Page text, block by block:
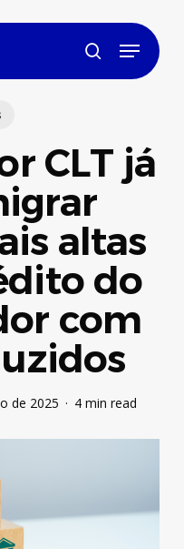
search
Menu
CLT já
altas
do
com
de 2025 4 min read